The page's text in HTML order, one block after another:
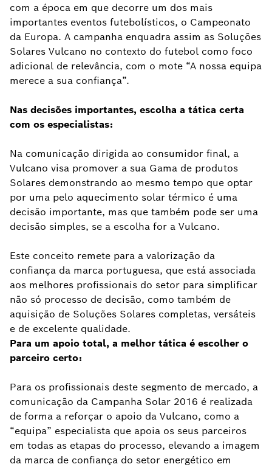
com a época em que decorre um dos mais
importantes eventos futebolísticos, o Campeonato
da Europa. A campanha enquadra assim as Soluções
Solares Vulcano no contexto do futebol como foco
adicional de relevância, com o mote “A nossa equipa
merece a sua confiança”.
Nas decisões importantes, escolha a tática certa
com os especialistas:
Na comunicação dirigida ao consumidor final, a
Vulcano visa promover a sua Gama de produtos
Solares demonstrando ao mesmo tempo que optar
por uma pelo aquecimento solar térmico é uma
decisão importante, mas que também pode ser uma
decisão simples, se a escolha for a Vulcano.
Este conceito remete para a valorização da
confiança da marca portuguesa, que está associada
aos melhores profissionais do setor para simplificar
não só processo de decisão, como também de
aquisição de Soluções Solares completas, versáteis
e de excelente qualidade.
Para um apoio total, a melhor tática é escolher o
parceiro certo:
Para os profissionais deste segmento de mercado, a
comunicação da Campanha Solar 2016 é realizada
de forma a reforçar o apoio da Vulcano, como a
“equipa” especialista que apoia os seus parceiros
em todas as etapas do processo, elevando a imagem
da marca de confiança do setor energético em